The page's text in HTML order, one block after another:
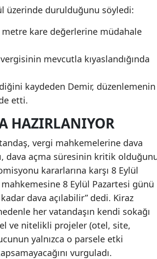
üzerinde durulduğunu söyledi:
metre kare değerlerine müdahale
mevcutla kıyaslandığında
kaydeden Demir, düzenlemenin
etti.
HAZIRLANIYOR
vergi mahkemelerine dava
dava açma süresinin kritik
kararlarına karşı 8 Eylül
8 Eylül Pazartesi günü
dava açılabilir” dedi. Kiraz
her vatandaşın kendi sokağı
ve nitelikli projeler (otel, site,
yalnızca o parsele etki
vurguladı.